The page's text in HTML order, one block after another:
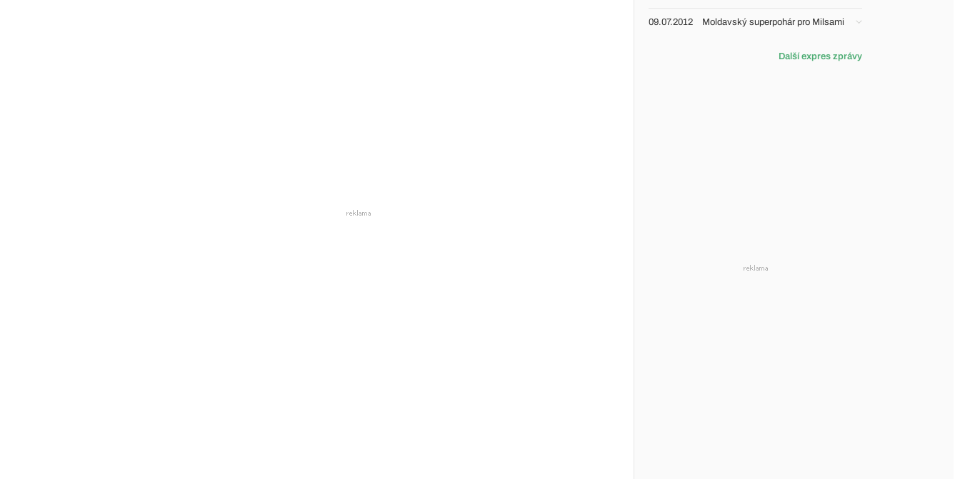
09.07.2012 Moldavský superpohár pro Milsami
Další expres zprávy